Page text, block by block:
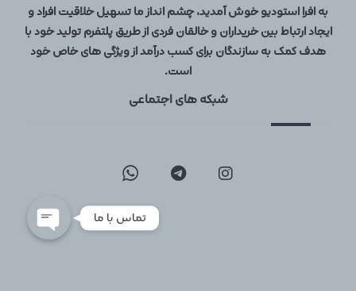
به افرا استودیو خوش آمدید، چشم انداز ما تسهیل خلاقیت افراد و
ایجاد ارتباط بین خریداران و خالقان فردی از طریق پلتفرم تولید خود با
هدف کمک به سازندگان برای کسب درآمد از ویژگی های خاص خود
است.
شبکه های اجتماعی
تماس با ما